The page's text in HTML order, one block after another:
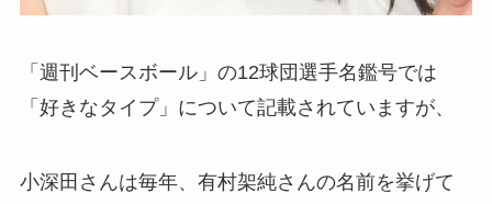
「週刊ベースボール」の12球団選手名鑑号では
「好きなタイプ」について記載されていますが、
小深田さんは毎年、有村架純さんの名前を挙げて